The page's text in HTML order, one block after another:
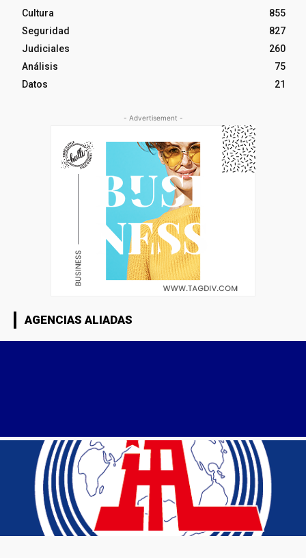
Cultura
855
Seguridad
827
Judiciales
260
Análisis
75
Datos
21
- Advertisement -
AGENCIAS ALIADAS